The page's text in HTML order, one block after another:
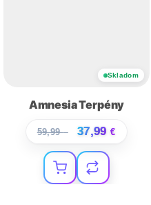
Skladom
Amnesia Terpény
59,99€ 37,99 €